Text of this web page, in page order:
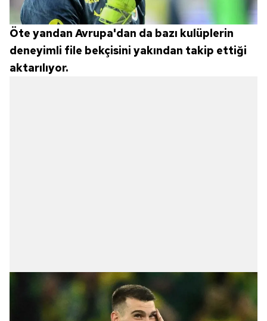
Öte yandan Avrupa'dan da bazı kulüplerin
deneyimli file bekçisini yakından takip ettiği
aktarılıyor.